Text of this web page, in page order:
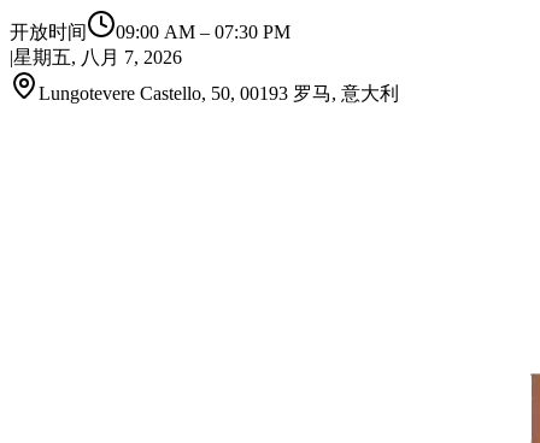
开放时间 09:00 AM – 07:30 PM
|星期五, 八月 7, 2026
Lungotevere Castello, 50, 00193 罗马, 意大利